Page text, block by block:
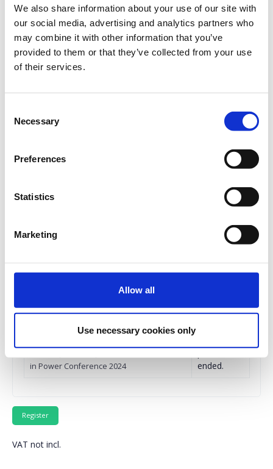
We also share information about your use of our site with
our social media, advertising and analytics partners who
may combine it with other information that you’ve
provided to them or that they’ve collected from your use
of their services.
Selection
Necessary
Preferences
Statistics
Marketing
Allow all
Use necessary cookies only
Με το βλέμμα στραμμένο στο μέλλον, το 13ο
Πανελλήνιο Συνέδριο Ασθενών έρχεται να ανοίξει νέους
δρόμους αλλά και να αναδείξει την ανάγκη για ακόμα
πιο ενεργή συμμετοχή των ασθενών στη διαμόρφωση
του αύριο της υγείας. Ειδικότερα, το13ο Πανελλήνιο
υγείας στη χώρα μας. Με έμφαση στην ασθενοκεντρική
προσέγγιση και στη βιωσιμότητα του συστήματος
πρόγραμμα με στόχο την αλληλεπίδραση, τη
In-Person Tickets
Quantity
in Power Conference 2024
ended.
VAT not incl.